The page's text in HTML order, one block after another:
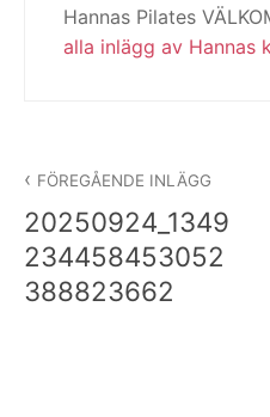
Hannas Pilates
alla inlägg av Hannas
FÖREGÅENDE INLÄGG
20250924_1349
234458453052
388823662